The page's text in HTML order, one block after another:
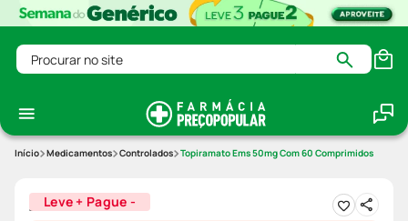
Procurar no site
Medicamentos Controlados Topiramato Ems 50mg Com 60 Comprimidos
Leve + Pague -